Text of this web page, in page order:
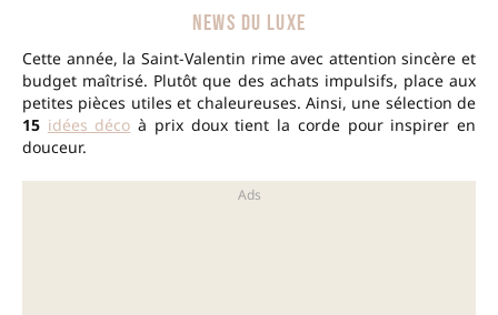
NEWS DU LUXE
Cette année, la Saint-Valentin rime avec attention sincère et
budget maîtrisé. Plutôt que des achats impulsifs, place aux
petites pièces utiles et chaleureuses. Ainsi, une sélection de
15 idées déco à prix doux tient la corde pour inspirer en
douceur.